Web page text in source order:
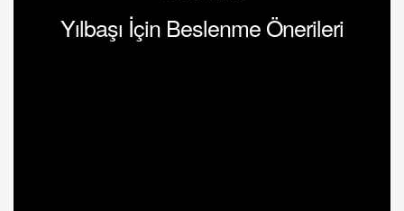
Yılbaşı İçin Beslenme Önerileri